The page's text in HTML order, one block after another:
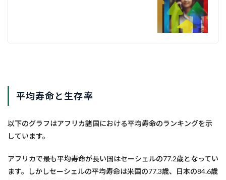
平均寿命と生存率
以下のグラフはアフリカ諸国における平均寿命のランキングを示
しています。
アフリカで最も平均寿命が長い国はセーシェルの77.2歳となってい
ます。しかしセーシェルの平均寿命は米国の77.3歳、日本の84.6歳